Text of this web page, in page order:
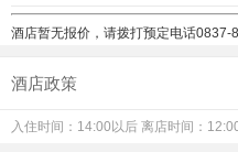
酒店暂无报价，请拨打预定电话0837-
酒店政策
入住时间：14:00以后 离店时间：